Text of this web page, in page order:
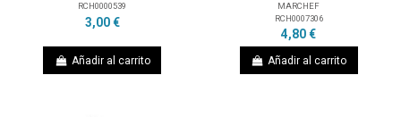
RCH0000539
3,00 €
Añadir al carrito
MARCHEF
RCH0007306
4,80 €
Añadir al carrito